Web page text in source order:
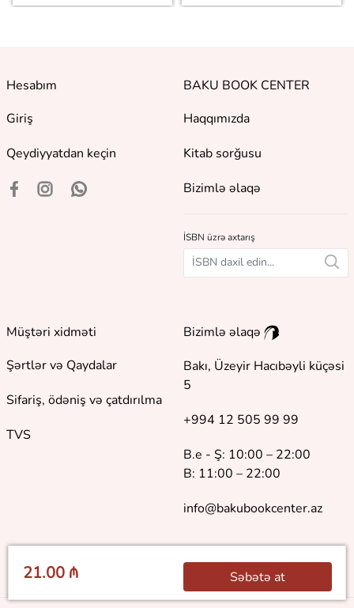
21.00 ₼ Səbətə at
Hesabım
Giriş
Qeydiyyatdan keçin
BAKU BOOK CENTER
Haqqımızda
Kitab sorğusu
Bizimlə əlaqə
İSBN üzrə axtarış
Müştəri xidməti
Şərtlər və Qaydalar
Sifariş, ödəniş və çatdırılma
TVS
Bizimlə əlaqə
Bakı, Üzeyir Hacıbəyli küçəsi
5
+994 12 505 99 99
B.e - Ş: 10:00 – 22:00
B: 11:00 – 22:00
info@bakubookcenter.az